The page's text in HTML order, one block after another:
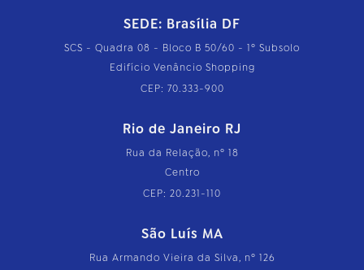
SEDE: Brasília DF
SCS - Quadra 08 - Bloco B 50/60 - 1º Subsolo
Edifício Venâncio Shopping
CEP: 70.333-900
Rio de Janeiro RJ
Rua da Relação, nº 18
Centro
CEP: 20.231-110
São Luís MA
Rua Armando Vieira da Silva, nº 126